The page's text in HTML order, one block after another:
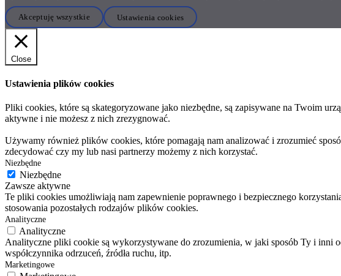
Akceptuję wszystkie Ustawienia cookies
Close
Ustawienia plików cookies
Pliki cookies, które są skategoryzowane jako niezbędne, są zapisywane na Twoim
aktywne i nie możesz z nich zrezygnować.
Używamy również plików cookies, które pomagają nam analizować i zrozumieć
zdecydować czy my lub nasi partnerzy możemy z nich korzystać.
Niezbędne
Niezbędne
Zawsze aktywne
Te pliki cookies umożliwiają nam zapewnienie poprawnego i bezpiecznego
stosowania pozostałych rodzajów plików cookies.
Analityczne
Analityczne
Analityczne pliki cookie są wykorzystywane do zrozumienia, w jaki sposób Ty i inni
współczynnika odrzuceń, źródła ruchu, itp.
Marketingowe